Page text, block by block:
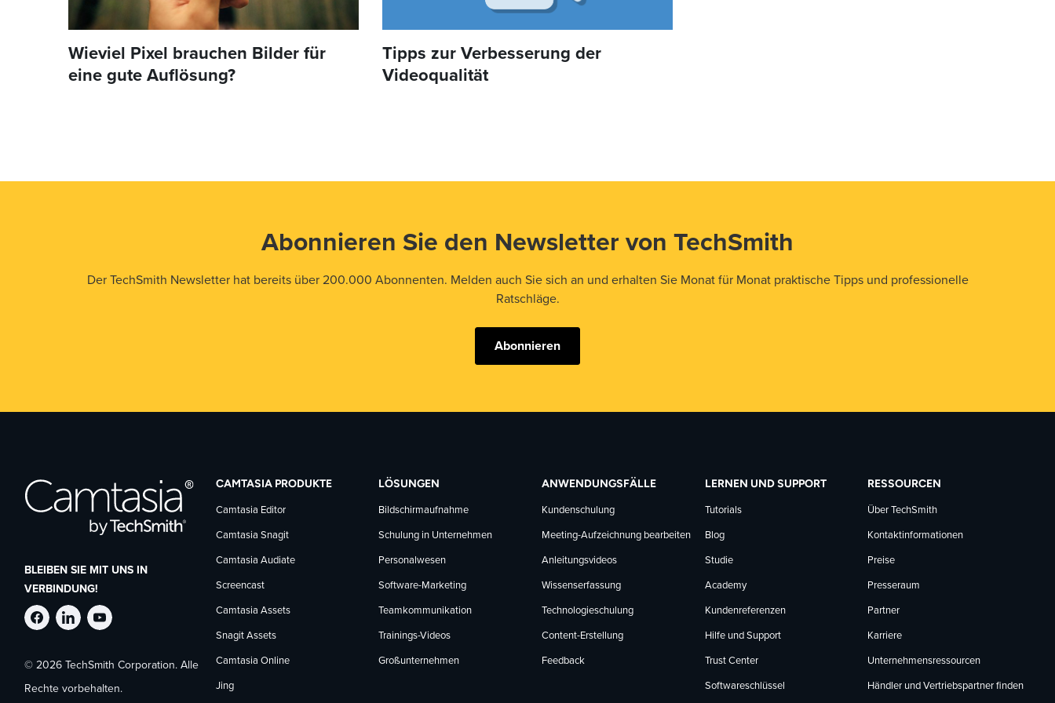
Wieviel Pixel brauchen Bilder für
eine gute Auflösung?
Tipps zur Verbesserung der
Videoqualität
Abonnieren Sie den Newsletter von TechSmith
Der TechSmith Newsletter hat bereits über 200.000 Abonnenten. Melden auch Sie sich an und erhalten Sie Monat für Monat praktische Tipps und professionelle
Ratschläge.
Abonnieren
BLEIBEN SIE MIT UNS IN
VERBINDUNG!
TechSmith
auf
TechSmith
auf
TechSmith
auf
© 2026 TechSmith Corporation. Alle
Rechte vorbehalten.
CAMTASIA PRODUKTE
Camtasia Editor
Camtasia Snagit
Camtasia Audiate
Screencast
Camtasia Assets
Snagit Assets
Camtasia Online
Jing
LÖSUNGEN
Bildschirmaufnahme
Schulung in Unternehmen
Personalwesen
Software-Marketing
Teamkommunikation
Trainings-Videos
Großunternehmen
ANWENDUNGSFÄLLE
Kundenschulung
Meeting-Aufzeichnung bearbeiten
Anleitungsvideos
Wissenserfassung
Technologieschulung
Content-Erstellung
Feedback
LERNEN UND SUPPORT
Tutorials
Blog
Studie
Academy
Kundenreferenzen
Hilfe und Support
Trust Center
Softwareschlüssel
RESSOURCEN
Über TechSmith
Kontaktinformationen
Preise
Presseraum
Partner
Karriere
Unternehmensressourcen
Händler und Vertriebspartner finden